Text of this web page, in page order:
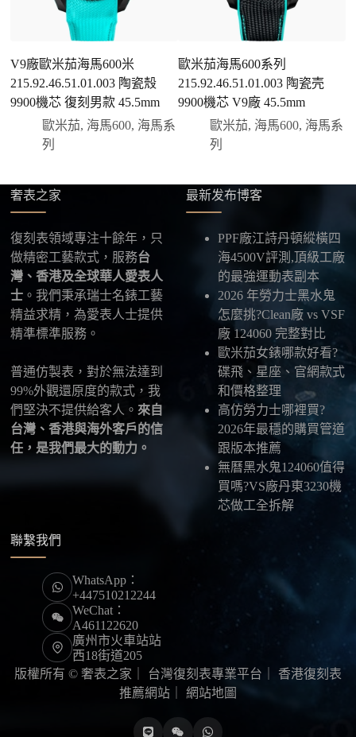
三、安排付款方式
您可以選擇先付少量訂金預留貨品，餘款在出貨
前或收到實拍照片後再支付；也可以一次性全額
付款，我們會在原有價格基礎上盡量幫您爭取更
優惠的方案。部分地區可協助安排較安全的到付
四、填寫收件資料與出貨
確認款式與付款後，把收件人姓名、地址及聯絡方式
供最新物流資訊與查件連結。
五、海外寄送說明
本店支援寄送至香港、澳門、台灣、欧美以及其他海
外地區，運費會依照目的地與物流方案另行報價，客
服在出貨前會跟您確認清楚。
最後：喜歡就別拖太久，有些熱門款現貨數量有
限，早一步確認，就能早一點戴上喜歡的腕錶。
V9廠歐米茄海馬600米
215.92.46.51.01.003 陶瓷殼
9900機芯 復刻男款 45.5mm
歐米茄, 海馬600, 海馬系
列
歐米茄海馬600系列
215.92.46.51.01.003 陶瓷壳
9900機芯 V9廠 45.5mm
歐米茄, 海馬600, 海馬系
列
奢表之家
復刻表領域專注十餘年，只
做精密工藝款式，服務台
灣、香港及全球華人愛表人
士 。我們秉承瑞士名錶工藝
精益求精，為愛表人士提供
精準標準服務。
普通仿製表，對於無法達到
99%外觀還原度的款式，我
們堅決不提供給客人。 來自
台灣、香港與海外客戶的信
任，是我們最大的動力。
最新发布博客
PPF廠江詩丹頓縱橫四
海4500V評測,頂級工廠
的最強運動表副本
2026 年勞力士黑水鬼
怎麼挑?Clean廠 vs VSF
廠 124060 完整對比
歐米茄女錶哪款好看?
碟飛、星座、官網款式
和價格整理
高仿勞力士哪裡買?
2026年最穩的購買管道
跟版本推薦
無曆黑水鬼124060值得
買嗎?VS廠丹東3230機
芯做工全拆解
聯繫我們
WhatsApp：
+447510212244
WeChat：
A461122620
廣州市火車站站
西18街道205
版權所有 © 奢表之家｜ 台灣復刻表專業平台
香港復刻表
推薦網站｜ 網站地圖